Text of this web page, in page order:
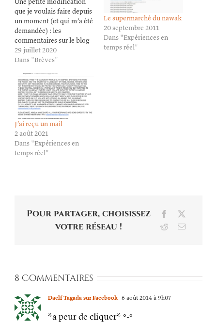
que je voulais faire depuis
un moment (et qui m’a été
demandée) : les
commentaires sur le blog
sont maintenant ouverts
30 jours (et non 15).
ouvert plus longtemps,
mais sans que je sois noyé
de spam.
29 juillet 2020
Dans "Brèves"
Le supermarché du nawak
20 septembre 2011
Dans "Expériences en
temps réel"
J’ai reçu un mail
2 août 2021
Dans "Expériences en
temps réel"
Pour partager, choisissez
votre réseau !
Facebook
RedditEmail
8 Commentaires
Daelf Tagada sur Facebook 6 août 2014 à 9h07
*a peur de cliquer* °-°